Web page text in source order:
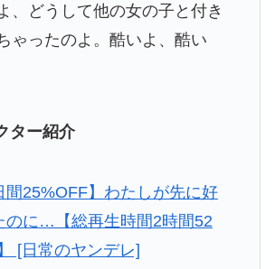
、どうして他の女の子と付き
ゃったのよ。酷いよ、酷い
ター紹介